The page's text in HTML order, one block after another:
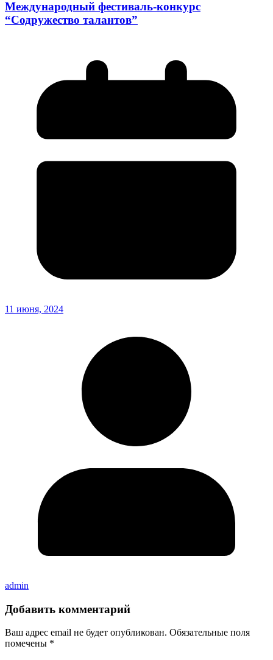
Международный фестиваль-конкурс
“Содружество талантов”
11 июня, 2024
admin
Добавить комментарий
Ваш адрес email не будет опубликован. Обязательные поля
помечены *